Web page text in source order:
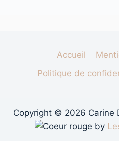
Accueil
Politique de
Copyright © 2026 Carine
by